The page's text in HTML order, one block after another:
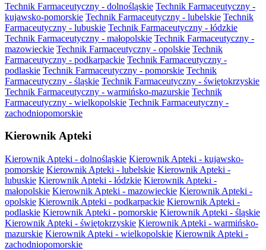
Technik Farmaceutyczny - dolnośląskie Technik Farmaceutyczny -
kujawsko-pomorskie Technik Farmaceutyczny - lubelskie Technik
Farmaceutyczny - lubuskie Technik Farmaceutyczny - łódzkie
Technik Farmaceutyczny - małopolskie Technik Farmaceutyczny -
mazowieckie Technik Farmaceutyczny - opolskie Technik
Farmaceutyczny - podkarpackie Technik Farmaceutyczny -
podlaskie Technik Farmaceutyczny - pomorskie Technik
Farmaceutyczny - śląskie Technik Farmaceutyczny - świętokrzyskie
Technik Farmaceutyczny - warmińsko-mazurskie Technik
Farmaceutyczny - wielkopolskie Technik Farmaceutyczny -
zachodniopomorskie
Kierownik Apteki
Kierownik Apteki - dolnośląskie Kierownik Apteki - kujawsko-
pomorskie Kierownik Apteki - lubelskie Kierownik Apteki -
lubuskie Kierownik Apteki - łódzkie Kierownik Apteki -
małopolskie Kierownik Apteki - mazowieckie Kierownik Apteki -
opolskie Kierownik Apteki - podkarpackie Kierownik Apteki -
podlaskie Kierownik Apteki - pomorskie Kierownik Apteki - śląskie
Kierownik Apteki - świętokrzyskie Kierownik Apteki - warmińsko-
mazurskie Kierownik Apteki - wielkopolskie Kierownik Apteki -
zachodniopomorskie